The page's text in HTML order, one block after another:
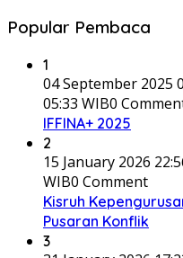
Popular Pembaca
1
04 September 2025
05:33 WIB0
IFFINA+ 2025
2
15 January 2026
WIB0 Comment
Kisruh
Pusaran Konflik
3